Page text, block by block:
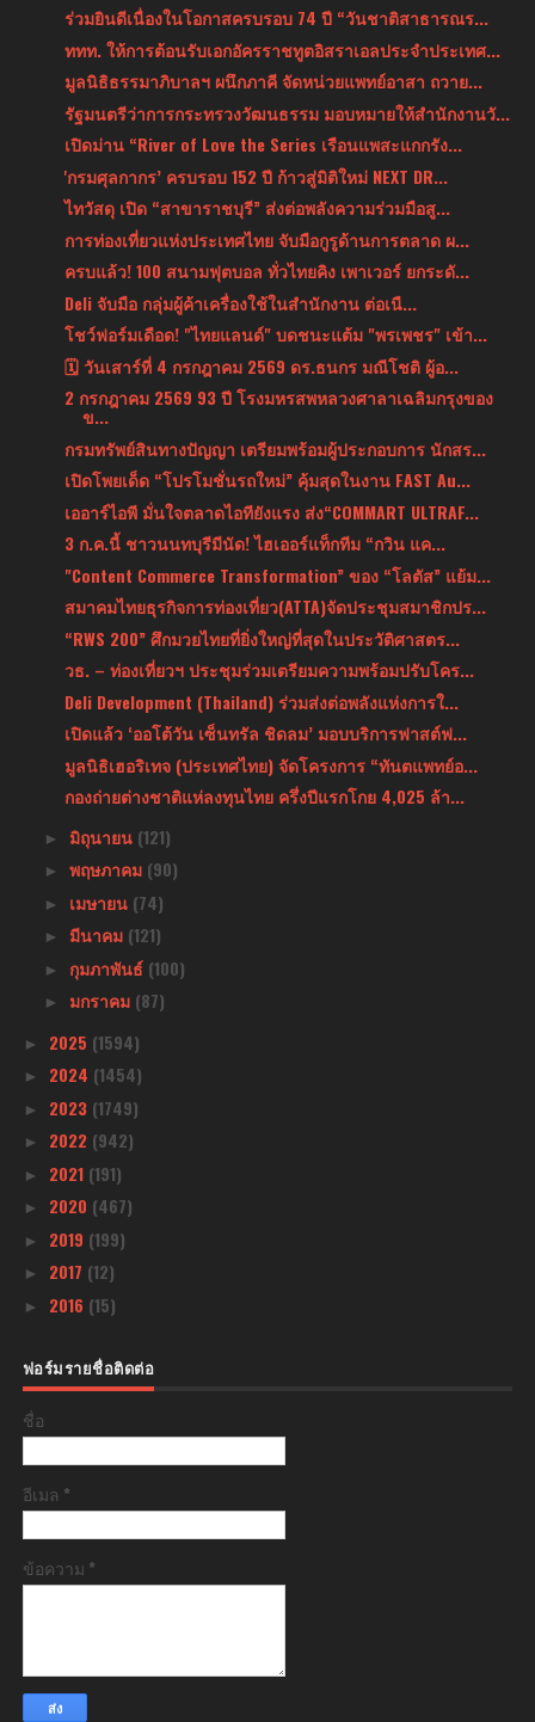
ร่วมยินดีเนื่องในโอกาสครบรอบ 74 ปี “วันชาติสาธารณร...
ททท. ให้การต้อนรับเอกอัครราชทูตอิสราเอลประจำประเทศ...
มูลนิธิธรรมาภิบาลฯ ผนึกภาคี จัดหน่วยแพทย์อาสา ถวาย...
รัฐมนตรีว่าการกระทรวงวัฒนธรรม มอบหมายให้สำนักงานวั...
เปิดม่าน “River of Love the Series เรือนแพสะแกกรัง...
'กรมศุลกากร’ ครบรอบ 152 ปี ก้าวสู่มิติใหม่ NEXT DR...
ไทวัสดุ เปิด “สาขาราชบุรี” ส่งต่อพลังความร่วมมือสู...
การท่องเที่ยวแห่งประเทศไทย จับมือกูรูด้านการตลาด ผ...
ครบแล้ว! 100 สนามฟุตบอล ทั่วไทยคิง เพาเวอร์ ยกระดั...
Deli จับมือ กลุ่มผู้ค้าเครื่องใช้ในสำนักงาน ต่อเนื...
โชว์ฟอร์มเดือด! "ไทยแลนด์" บดชนะแต้ม "พรเพชร" เข้า...
🗓 วันเสาร์ที่ 4 กรกฎาคม 2569 ดร.ธนกร มณีโชติ ผู้อ...
2 กรกฎาคม 2569 93 ปี โรงมหรสพหลวงศาลาเฉลิมกรุงของ
ข...
กรมทรัพย์สินทางปัญญา เตรียมพร้อมผู้ประกอบการ นักสร...
เปิดโพยเด็ด “โปรโมชั่นรถใหม่” คุ้มสุดในงาน FAST Au...
เออาร์ไอพี มั่นใจตลาดไอทียังแรง ส่ง“COMMART ULTRAF...
3 ก.ค.นี้ ชาวนนทบุรีมีนัด! ไฮเออร์แท็กทีม “กวิน แค...
"Content Commerce Transformation” ของ “โลตัส” แย้ม...
สมาคมไทยธุรกิจการท่องเที่ยว(ATTA)จัดประชุมสมาชิกปร...
“RWS 200” ศึกมวยไทยที่ยิ่งใหญ่ที่สุดในประวัติศาสตร...
วธ. – ท่องเที่ยวฯ ประชุมร่วมเตรียมความพร้อมปรับโคร...
Deli Development (Thailand) ร่วมส่งต่อพลังแห่งการใ...
เปิดแล้ว ‘ออโต้วัน เซ็นทรัล ชิดลม’ มอบบริการฟาสต์ฟ...
มูลนิธิเฮอริเทจ (ประเทศไทย) จัดโครงการ “ทันตแพทย์อ...
กองถ่ายต่างชาติแห่ลงทุนไทย ครึ่งปีแรกโกย 4,025 ล้า...
► มิถุนายน (121)
► พฤษภาคม (90)
► เมษายน (74)
► มีนาคม (121)
► กุมภาพันธ์ (100)
► มกราคม (87)
► 2025 (1594)
► 2024 (1454)
► 2023 (1749)
► 2022 (942)
► 2021 (191)
► 2020 (467)
► 2019 (199)
► 2017 (12)
► 2016 (15)
ฟอร์มรายชื่อติดต่อ
ชื่อ
อีเมล *
ข้อความ *